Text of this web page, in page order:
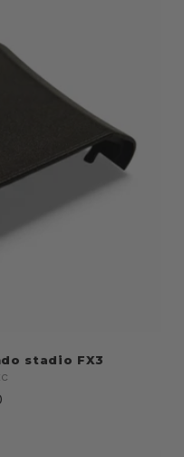
stadio FX3